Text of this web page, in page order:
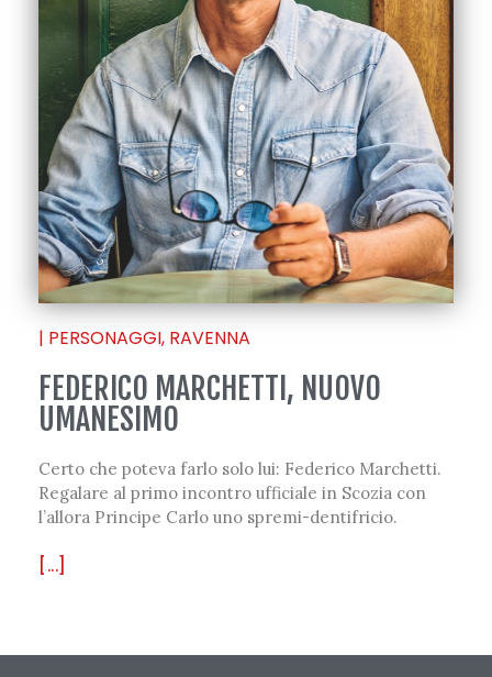
| PERSONAGGI, RAVENNA
FEDERICO MARCHETTI, NUOVO
UMANESIMO
Certo che poteva farlo solo lui: Federico Marchetti.
Regalare al primo incontro ufficiale in Scozia con
l’allora Principe Carlo uno spremi-dentifricio.
[...]